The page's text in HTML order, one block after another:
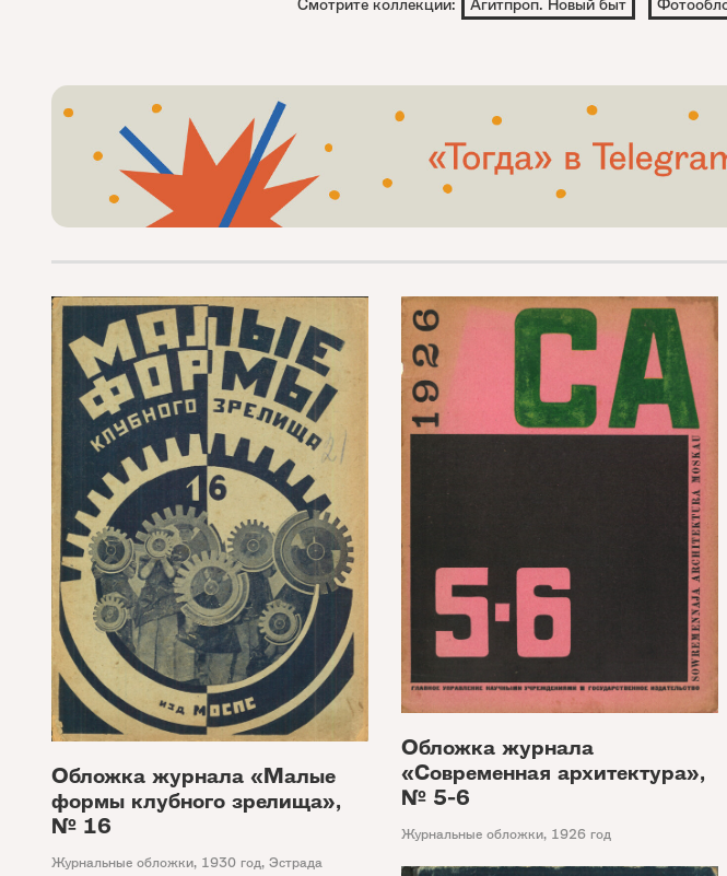
Обложка журнала «Малые
формы клубного зрелища»,
№ 16
Журнальные обложки, 1930 год, Эстрада
Обложка журнала
«Современная архитектура»,
№ 5-6
Журнальные обложки, 1926 год